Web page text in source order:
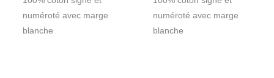
numéroté avec marge
blanche
numéroté avec marge
blanche